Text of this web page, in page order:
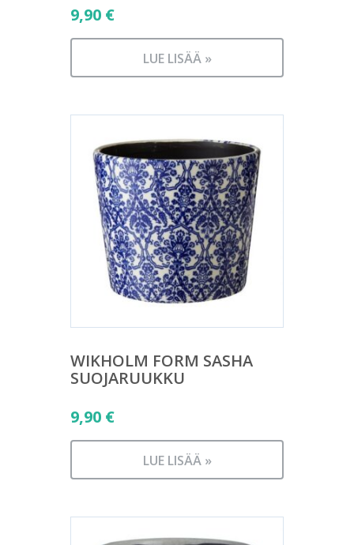
9,90 €
LUE LISÄÄ »
WIKHOLM FORM SASHA
SUOJARUUKKU
9,90 €
LUE LISÄÄ »